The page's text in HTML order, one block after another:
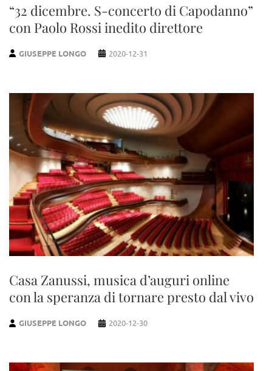
“32 dicembre. S-concerto di Capodanno”
con Paolo Rossi inedito direttore
GIUSEPPE LONGO 2020-12-31
Casa Zanussi, musica d’auguri online
con la speranza di tornare presto dal vivo
GIUSEPPE LONGO 2020-12-30